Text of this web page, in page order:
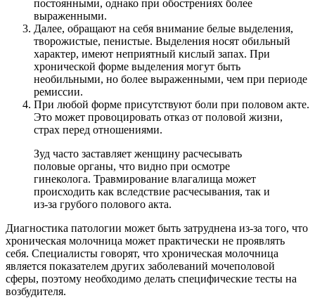
постоянными, однако при обострениях более
выраженными.
Далее, обращают на себя внимание белые выделения,
творожистые, пенистые. Выделения носят обильный
характер, имеют неприятный кислый запах. При
хронической форме выделения могут быть
необильными, но более выраженными, чем при периоде
ремиссии.
При любой форме присутствуют боли при половом акте.
Это может провоцировать отказ от половой жизни,
страх перед отношениями.
Зуд часто заставляет женщину расчесывать
половые органы, что видно при осмотре
гинеколога. Травмирование влагалища может
происходить как вследствие расчесывания, так и
из-за грубого полового акта.
Диагностика патологии может быть затруднена из-за того, что
хроническая молочница может практически не проявлять
себя. Специалисты говорят, что хроническая молочница
является показателем других заболеваний мочеполовой
сферы, поэтому необходимо делать специфические тесты на
возбудителя.